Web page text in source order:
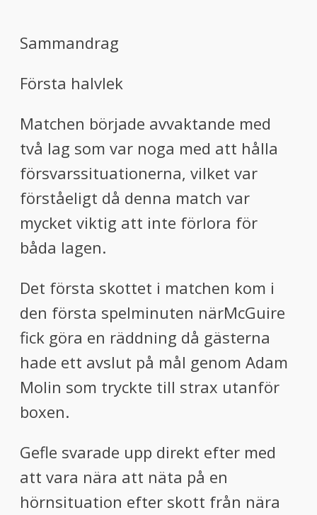
Sammandrag
Första halvlek
Matchen började avvaktande med
två lag som var noga med att hålla
försvarssituationerna, vilket var
förståeligt då denna match var
mycket viktig att inte förlora för
båda lagen.
Det första skottet i matchen kom i
den första spelminuten närMcGuire
fick göra en räddning då gästerna
hade ett avslut på mål genom Adam
Molin som tryckte till strax utanför
boxen.
Gefle svarade upp direkt efter med
att vara nära att näta på en
hörnsituation efter skott från nära